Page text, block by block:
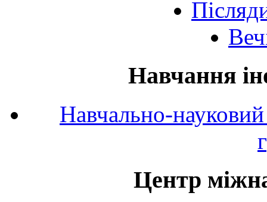
Навчання
Навчально-
Центр